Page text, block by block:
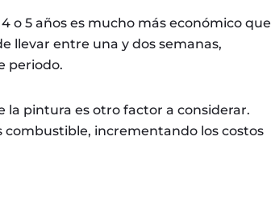
o 5 años es mucho más económico que
llevar entre una y dos semanas,
periodo.
pintura es otro factor a considerar.
combustible, incrementando los costos